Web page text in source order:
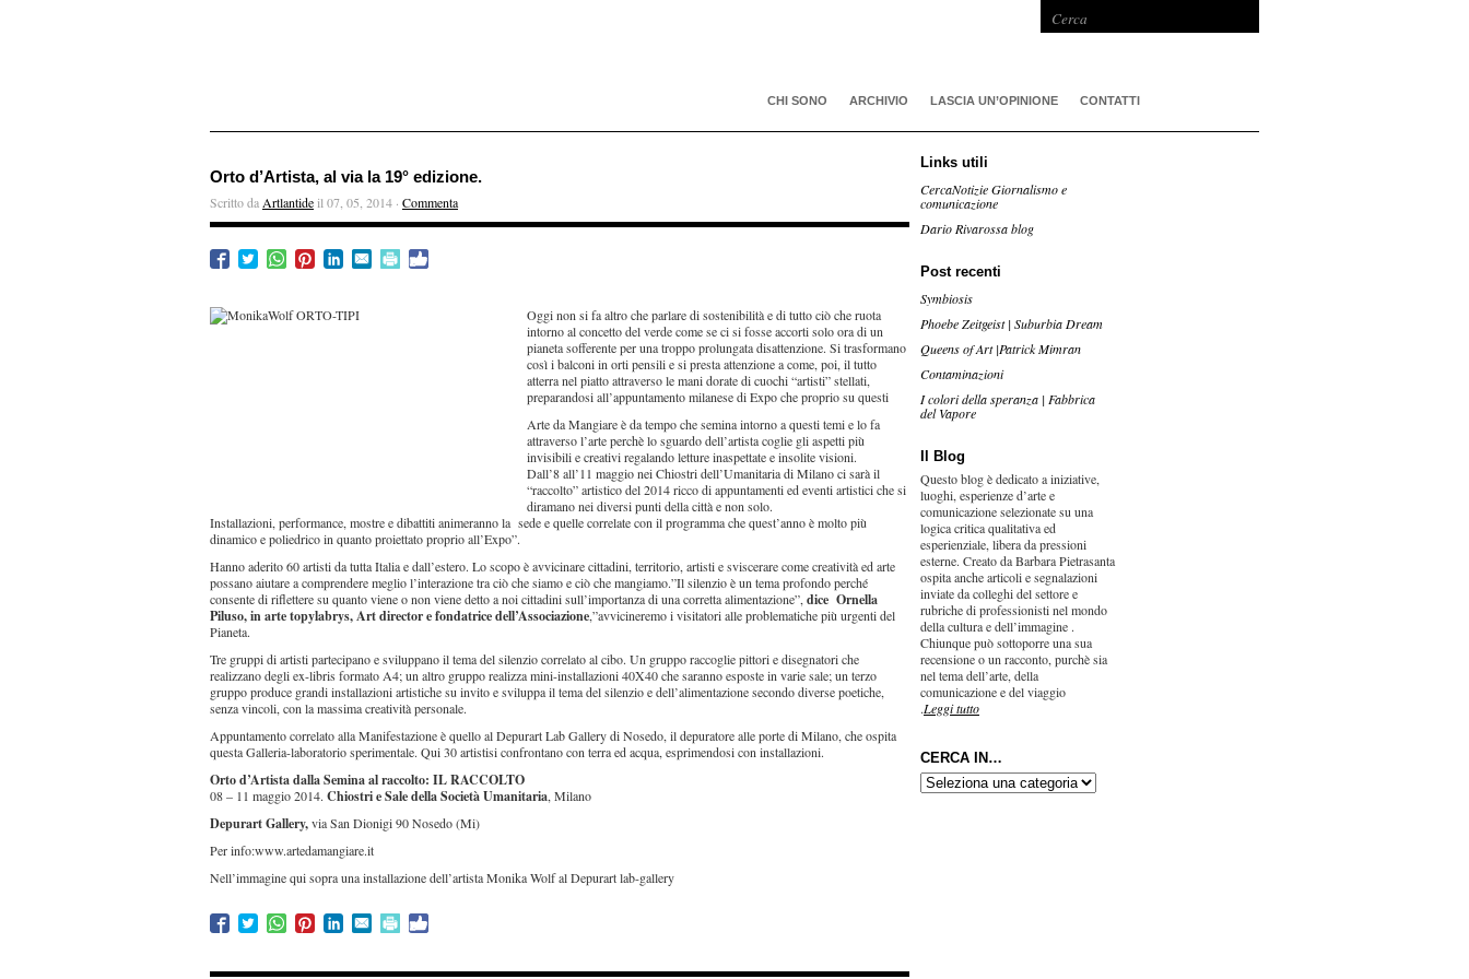
CHI SONO ARCHIVIO LASCIA UN’OPINIONE CONTATTI
Orto d’Artista, al via la 19° edizione.
Scritto da Artlantideil 07, 05, 2014 · Commenta
Oggi non si fa altro che parlare di sostenibilità e di tutto ciò che ruota
intorno al concetto del verde come se ci si fosse accorti solo ora di un
pianeta sofferente per una troppo prolungata disattenzione. Si trasformano
così i balconi in orti pensili e si presta attenzione a come, poi, il tutto
atterra nel piatto attraverso le mani dorate di cuochi “artisti” stellati,
preparandosi all’appuntamento milanese di Expo che proprio su questi
Arte da Mangiare è da tempo che semina intorno a questi temi e lo fa
attraverso l’arte perchè lo sguardo dell’artista coglie gli aspetti più
invisibili e creativi regalando letture inaspettate e insolite visioni.
Dall’8 all’11 maggio nei Chiostri dell’Umanitaria di Milano ci sarà il
“raccolto” artistico del 2014 ricco di appuntamenti ed eventi artistici che si
diramano nei diversi punti della città e non solo.
Installazioni, performance, mostre e dibattiti animeranno la sede e quelle correlate con il programma che quest’anno è molto più
dinamico e poliedrico in quanto proiettato proprio all’Expo”.
Hanno aderito 60 artisti da tutta Italia e dall’estero. Lo scopo è avvicinare cittadini, territorio, artisti e sviscerare come creatività ed arte
possano aiutare a comprendere meglio l’interazione tra ciò che siamo e ciò che mangiamo.”Il silenzio è un tema profondo perché
consente di riflettere su quanto viene o non viene detto a noi cittadini sull’importanza di una corretta alimentazione”, dice Ornella
Piluso, in arte topylabrys, Art director e fondatrice dell’Associazione,”avvicineremo i visitatori alle problematiche più urgenti del
Pianeta.
Tre gruppi di artisti partecipano e sviluppano il tema del silenzio correlato al cibo. Un gruppo raccoglie pittori e disegnatori che
realizzano degli ex-libris formato A4; un altro gruppo realizza mini-installazioni 40X40 che saranno esposte in varie sale; un terzo
gruppo produce grandi installazioni artistiche su invito e sviluppa il tema del silenzio e dell’alimentazione secondo diverse poetiche,
senza vincoli, con la massima creatività personale.
Appuntamento correlato alla Manifestazione è quello al Depurart Lab Gallery di Nosedo, il depuratore alle porte di Milano, che ospita
questa Galleria-laboratorio sperimentale. Qui 30 artistisi confrontano con terra ed acqua, esprimendosi con installazioni.
Orto d’Artista dalla Semina al raccolto: IL RACCOLTO
08 – 11 maggio 2014. Chiostri e Sale della Società Umanitaria, Milano
Depurart Gallery,via San Dionigi 90 Nosedo (Mi)
Per info:www.artedamangiare.it
Nell’immagine qui sopra una installazione dell’artista Monika Wolf al Depurart lab-gallery
Links utili
CercaNotizie Giornalismo e
comunicazione
Dario Rivarossa blog
Post recenti
Symbiosis
Phoebe Zeitgeist | Suburbia Dream
Queens of Art |Patrick Mimran
Contaminazioni
I colori della speranza | Fabbrica
del Vapore
Il Blog
Questo blog è dedicato a iniziative,
luoghi, esperienze d’arte e
comunicazione selezionate su una
logica critica qualitativa ed
esperienziale, libera da pressioni
esterne. Creato da Barbara Pietrasanta
ospita anche articoli e segnalazioni
inviate da colleghi del settore e
rubriche di professionisti nel mondo
della cultura e dell’immagine .
Chiunque può sottoporre una sua
recensione o un racconto, purchè sia
nel tema dell’arte, della
comunicazione e del viaggio
.Leggi tutto
CERCA IN…
CERCA
IN…